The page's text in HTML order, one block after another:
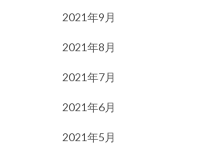
2021年9月
2021年8月
2021年7月
2021年6月
2021年5月